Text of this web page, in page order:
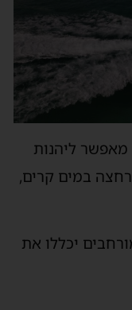
ליהנות
במים קרים,
יכללו את